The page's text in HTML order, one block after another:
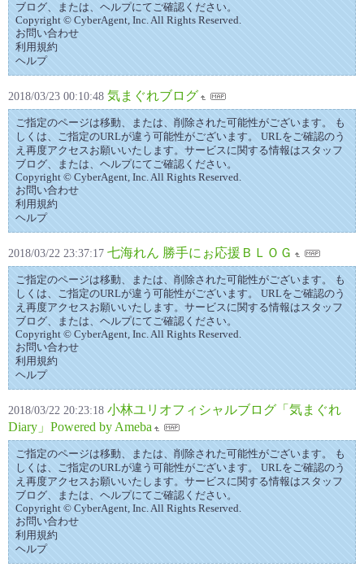
ブログ、または、ヘルプにてご確認ください。
Copyright © CyberAgent, Inc. All Rights Reserved.
お問い合わせ
利用規約
ヘルプ
2018/03/23 00:10:48 気まぐれブログ
ご指定のページは移動、または、削除された可能性がございます。 も
しくは、ご指定のURLが違う可能性がございます。 URLをご確認のう
え再度アクセスお願いいたします。サービスに関する情報はスタッフ
ブログ、または、ヘルプにてご確認ください。
Copyright © CyberAgent, Inc. All Rights Reserved.
お問い合わせ
利用規約
ヘルプ
2018/03/22 23:37:17 七海れん 勝手にぉ応援ＢＬＯＧ
ご指定のページは移動、または、削除された可能性がございます。 も
しくは、ご指定のURLが違う可能性がございます。 URLをご確認のう
え再度アクセスお願いいたします。サービスに関する情報はスタッフ
ブログ、または、ヘルプにてご確認ください。
Copyright © CyberAgent, Inc. All Rights Reserved.
お問い合わせ
利用規約
ヘルプ
2018/03/22 20:23:18 小林ユリオフィシャルブログ「気まぐれ
Diary」Powered by Ameba
ご指定のページは移動、または、削除された可能性がございます。 も
しくは、ご指定のURLが違う可能性がございます。 URLをご確認のう
え再度アクセスお願いいたします。サービスに関する情報はスタッフ
ブログ、または、ヘルプにてご確認ください。
Copyright © CyberAgent, Inc. All Rights Reserved.
お問い合わせ
利用規約
ヘルプ